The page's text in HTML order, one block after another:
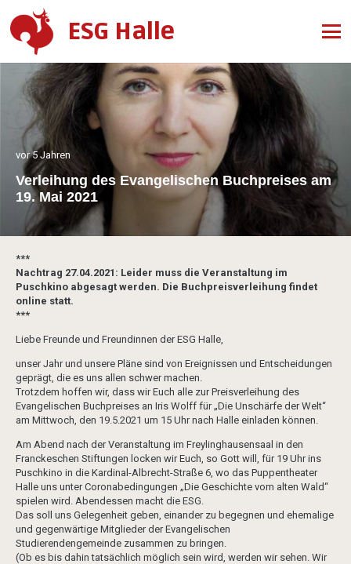
ESG Halle
vor 5 Jahren
Verleihung des Evangelischen Buchpreises am
19. Mai 2021
***
Nachtrag 27.04.2021: Leider muss die Veranstaltung im
Puschkino abgesagt werden. Die Buchpreisverleihung findet
online statt.
***
Liebe Freunde und Freundinnen der ESG Halle,
unser Jahr und unsere Pläne sind von Ereignissen und Entscheidungen
geprägt, die es uns allen schwer machen.
Trotzdem hoffen wir, dass wir Euch alle zur Preisverleihung des
Evangelischen Buchpreises an Iris Wolff für „Die Unschärfe der Welt“
am Mittwoch, den 19.5.2021 um 15 Uhr nach Halle einladen können.
Am Abend nach der Veranstaltung im Freylinghausensaal in den
Franckeschen Stiftungen locken wir Euch, so Gott will, für 19 Uhr ins
Puschkino in die Kardinal-Albrecht-Straße 6, wo das Puppentheater
Halle uns unter Coronabedingungen „Die Geschichte vom alten Wald“
spielen wird. Abendessen macht die ESG.
Das soll uns Gelegenheit geben, einander zu begegnen und ehemalige
und gegenwärtige Mitglieder der Evangelischen
Studierendengemeinde zusammen zu bringen.
(Ob es bis dahin tatsächlich möglich sein wird, werden wir sehen. Wir